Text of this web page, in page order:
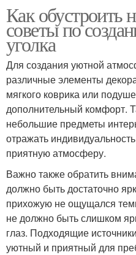
Как обустроить
советы по
уголка
Для создания уютной
различные элементы
мягкого коврика или
дополнительный комфорт.
небольшие предметы
отражать
приятную атмосферу.
Важно также обратить
должно быть достаточно
прихожую не ощущался
не должно быть слишком
глаз. Подходящие
уютный и приятный для